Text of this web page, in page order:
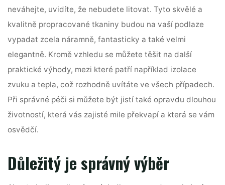
neváhejte, uvidíte, že nebudete litovat. Tyto skvělé a
kvalitně propracované tkaniny budou na vaší podlaze
vypadat zcela náramně, fantasticky a také velmi
elegantně. Kromě vzhledu se můžete těšit na další
praktické výhody, mezi které patří například izolace
zvuku a tepla, což rozhodně uvítáte ve všech případech.
Při správné péči si můžete být jistí také opravdu dlouhou
životností, která vás zajisté mile překvapí a která se vám
osvědčí.
Důležitý je správný výběr